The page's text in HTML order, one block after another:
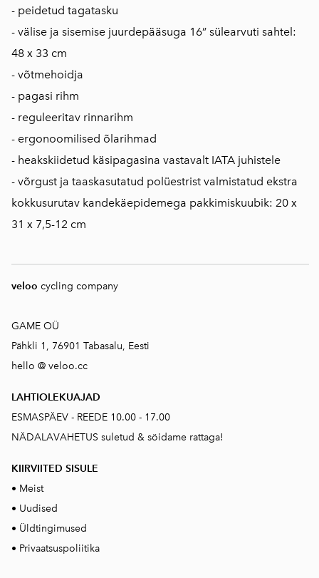
- peidetud tagatasku
- välise ja sisemise juurdepääsuga 16” sülearvuti sahtel:
48 x 33 cm
- võtmehoidja
- pagasi rihm
- reguleeritav rinnarihm
- ergonoomilised õlarihmad
- heakskiidetud käsipagasina vastavalt IATA juhistele
- võrgust ja taaskasutatud polüestrist valmistatud ekstra
kokkusurutav kandekäepidemega pakkimiskuubik: 20 x
31 x 7,5-12 cm
veloo cycling company
GAME OÜ
Pähkli 1, 76901 Tabasalu, Eesti
hello @ veloo.cc
LAHTIOLEKUAJAD
ESMASPÄEV - REEDE 10.00 - 17.00
NÄDALAVAHETUS suletud & söidame rattaga!
KIIRVIITED SISULE
• Meist
• Uudised
• Üldtingimused
• Privaatsuspoliitika